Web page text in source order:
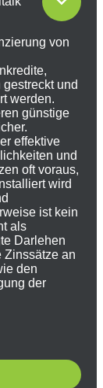
von
und
werden.
günstige
effektive
und
oft voraus,
wird
ist kein
als
Darlehen
Zinssätze an
den
der